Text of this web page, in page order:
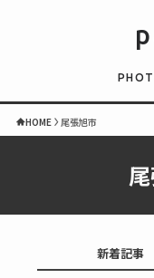
PHOTO
BLOG
HOME 尾張旭市
新着記事